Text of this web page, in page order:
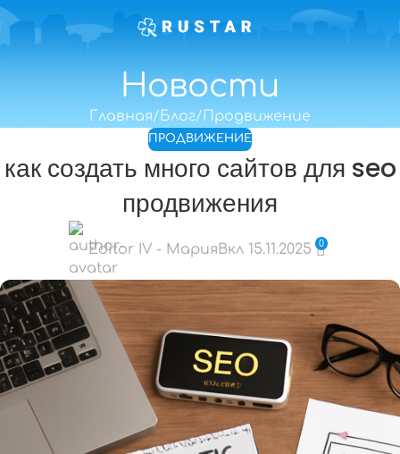
Новости
Главная Блог Продвижение
ПРОДВИЖЕНИЕ
как создать много сайтов для seo
продвижения
Editor IV - Мария Вкл 15.11.2025 0